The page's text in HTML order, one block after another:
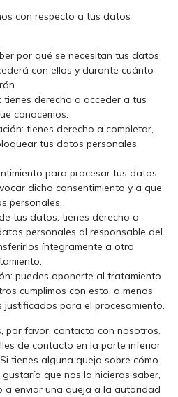
con respecto a tus datos
por qué se necesitan tus datos
con ellos y durante cuánto
tienes derecho a acceder a tus
conocemos.
tienes derecho a completar,
tus datos personales
para procesar tus datos,
dicho consentimiento y a que
personales.
tus datos: tienes derecho a
personales al responsable del
íntegramente a otro
puedes oponerte al tratamiento
cumplimos con esto, a menos
justificados para el procesamiento.
por favor, contacta con nosotros.
de contacto en la parte inferior
tienes alguna queja sobre cómo
que nos la hicieras saber,
a enviar una queja a la autoridad